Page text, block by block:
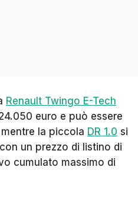
Renault Twingo E-Tech
euro e può essere
la piccola DR 1.0 si
un prezzo di listino di
cumulato massimo di